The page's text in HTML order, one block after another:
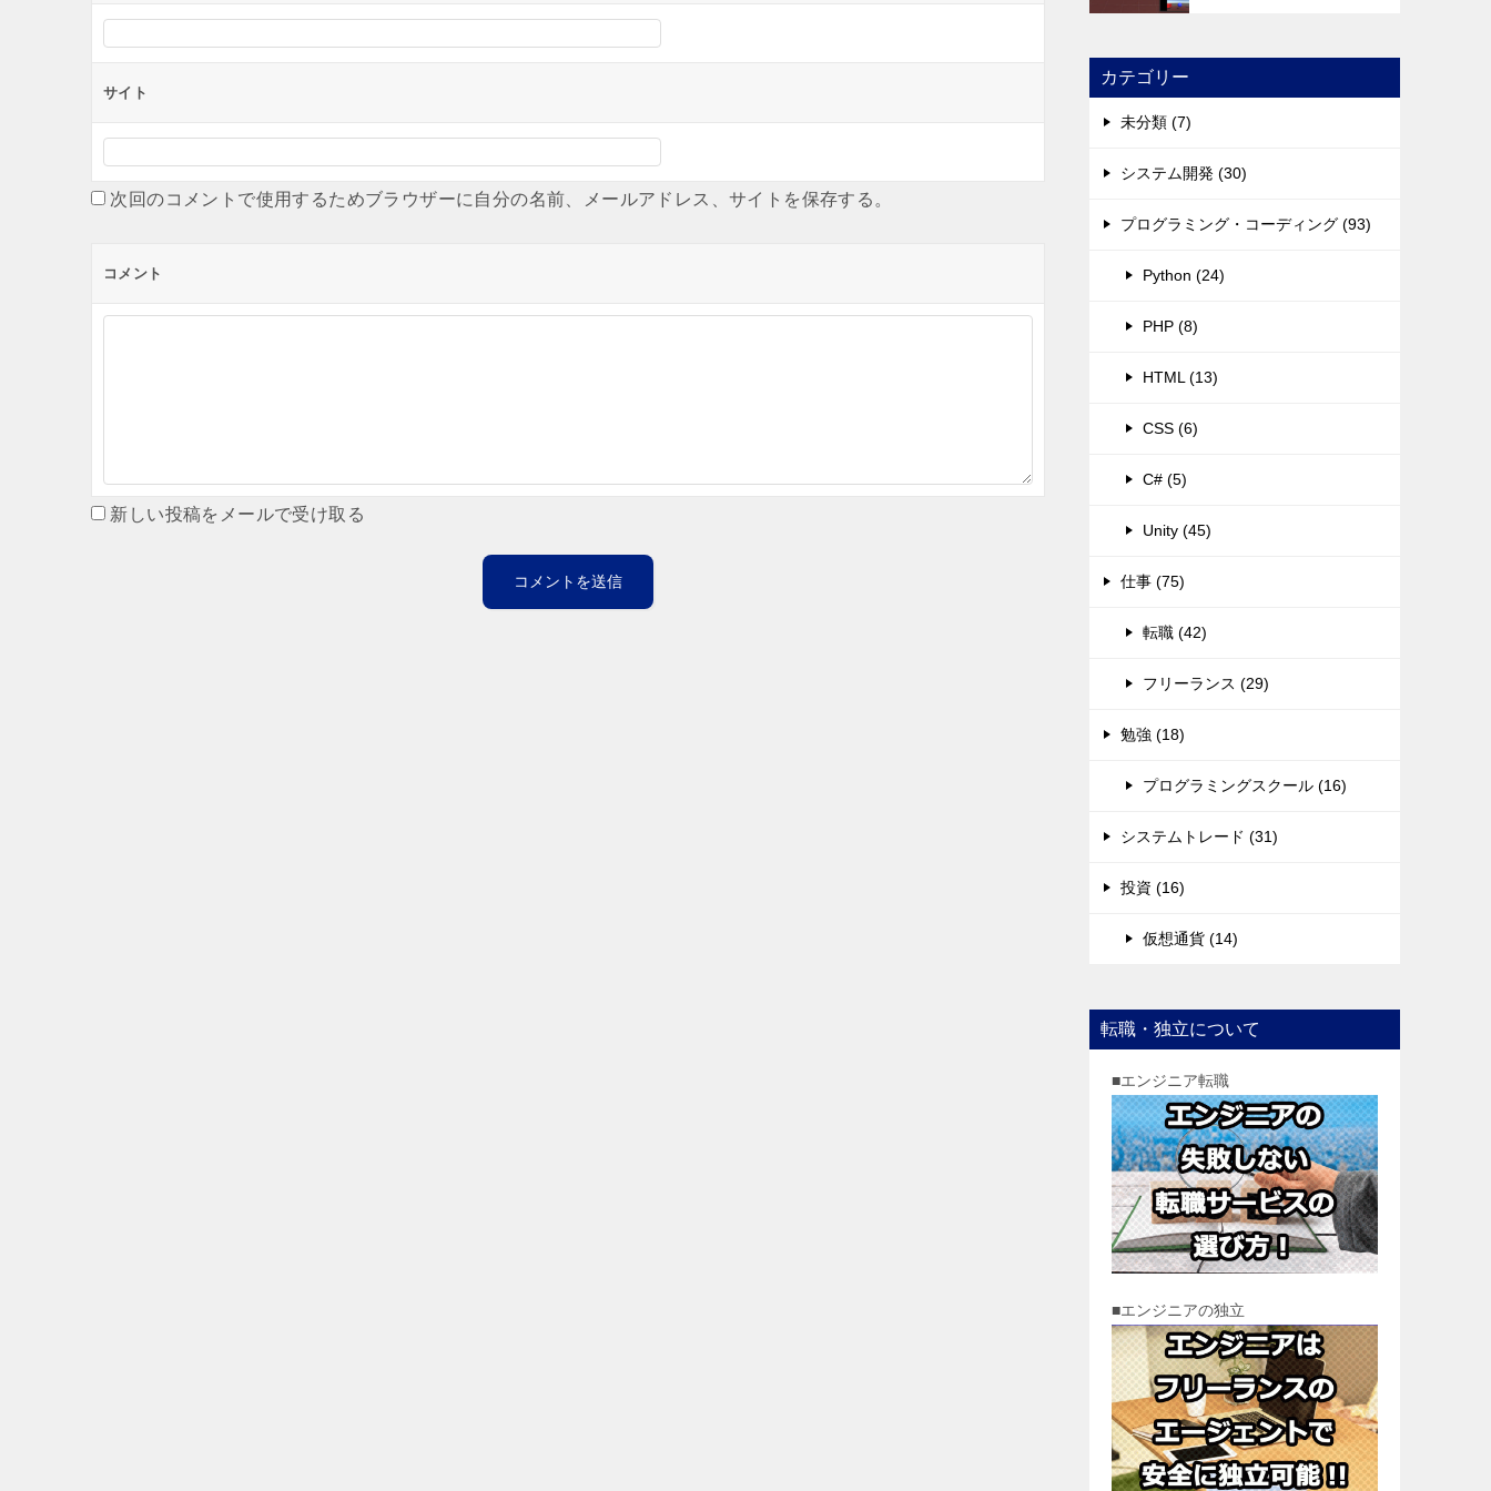
サイト
次回のコメントで使用するためブラウザーに自分の名前、メールアドレス、サイトを保存する。
コメント
新しい投稿をメールで受け取る
カテゴリー
未分類 (7)
システム開発 (30)
プログラミング・コーディング (93)
Python (24)
PHP (8)
HTML (13)
CSS (6)
C# (5)
Unity (45)
仕事 (75)
転職 (42)
フリーランス (29)
勉強 (18)
プログラミングスクール (16)
システムトレード (31)
投資 (16)
仮想通貨 (14)
転職・独立について
■エンジニア転職
■エンジニアの独立